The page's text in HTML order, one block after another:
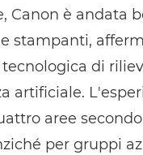
Canon è andata
stampanti,
di
artificiale.
aree
per gruppi